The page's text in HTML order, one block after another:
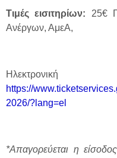
Τιμές εισιτηρίων: 25€
Ανέργων, ΑμεΑ,
https://
2026/?lang=el
*Απαγορεύεται η